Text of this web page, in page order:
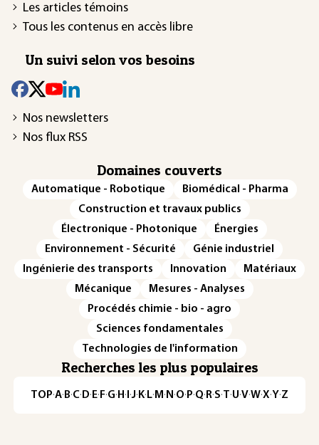
Les articles témoins
Tous les contenus en accès libre
Un suivi selon vos besoins
Nos newsletters
Nos flux RSS
Domaines couverts
Automatique - Robotique
Biomédical - Pharma
Construction et travaux publics
Électronique - Photonique
Énergies
Environnement - Sécurité
Génie industriel
Ingénierie des transports
Innovation
Matériaux
Mécanique
Mesures - Analyses
Procédés chimie - bio - agro
Sciences fondamentales
Technologies de l'information
Recherches les plus populaires
TOP·A·B·C· D· E· F·G· H · ·J· K· L· M · N ·O· P·Q· R·S·T·U·V·W·X·Y·Z